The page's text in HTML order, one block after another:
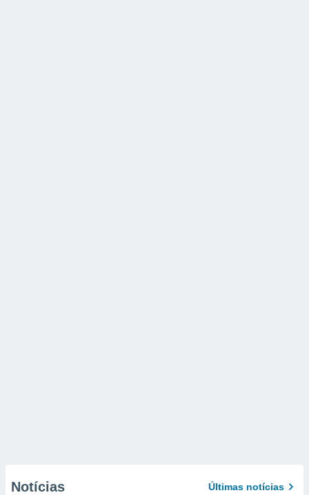
Notícias Últimas notícias